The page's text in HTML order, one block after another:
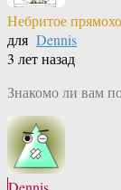
Небритое
для Dennis
3 лет назад
Знакомо ли вам